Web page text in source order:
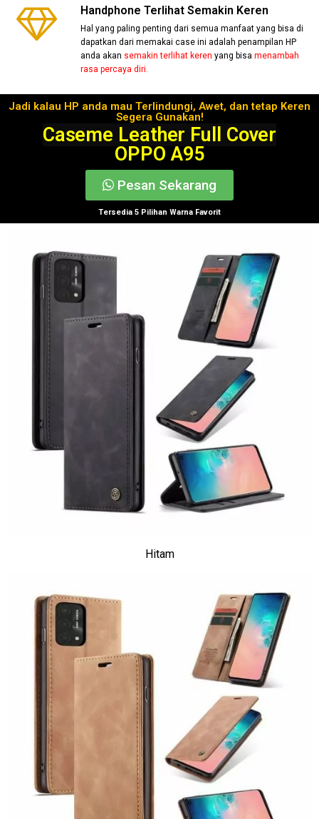
Handphone Terlihat Semakin Keren
Hal yang paling penting dari semua manfaat yang bisa di
dapatkan dari memakai case ini adalah penampilan HP
anda akan semakin terlihat keren yang bisamenambah
rasa percaya diri.
Jadi kalau HP anda mau Terlindungi, Awet, dan tetap Keren
Segera Gunakan!
Caseme Leather Full Cover
OPPO A95
Pesan Sekarang
Tersedia 5 Pilihan Warna Favorit
Hitam